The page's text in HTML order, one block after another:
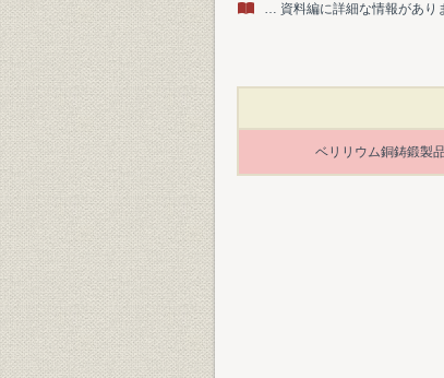
… 資料編に詳細な情報があり
ベリリウム銅鋳鍛製